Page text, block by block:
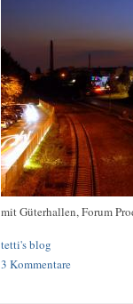
mit Güterhallen, Forum
tetti's blog
3 Kommentare